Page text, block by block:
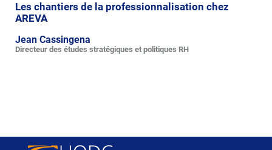
Les chantiers de la professionnalisation chez
AREVA
Jean Cassingena
Directeur des études stratégiques et politiques RH